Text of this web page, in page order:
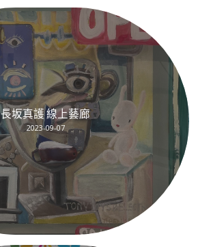
長坂真護 線上藝廊
2023-09-07